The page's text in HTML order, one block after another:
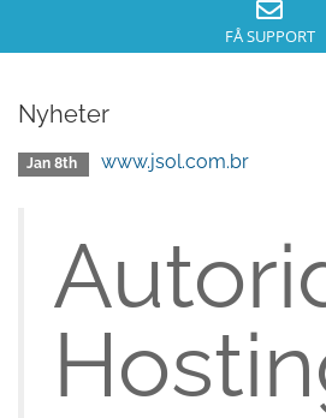
FÅ SUPPORT
Nyheter
Jan 8th www.jsol.com.br